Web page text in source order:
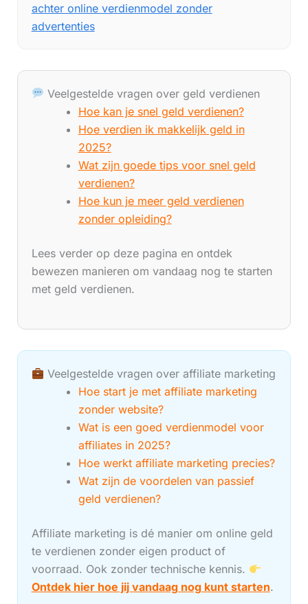
achter online verdienmodel zonder
advertenties
Veelgestelde vragen over geld verdienen
Hoe kan je snel geld verdienen?
Hoe verdien ik makkelijk geld in
2025?
Wat zijn goede tips voor snel geld
verdienen?
Hoe kun je meer geld verdienen
zonder opleiding?
Lees verder op deze pagina en ontdek
bewezen manieren om vandaag nog te starten
met geld verdienen.
Veelgestelde vragen over affiliate marketing
Hoe start je met affiliate marketing
zonder website?
Wat is een goed verdienmodel voor
affiliates in 2025?
Hoe werkt affiliate marketing precies?
Wat zijn de voordelen van passief
geld verdienen?
Affiliate marketing is dé manier om online geld
te verdienen zonder eigen product of
voorraad. Ook zonder technische kennis.
Ontdek hier hoe jij vandaag nog kunt starten.